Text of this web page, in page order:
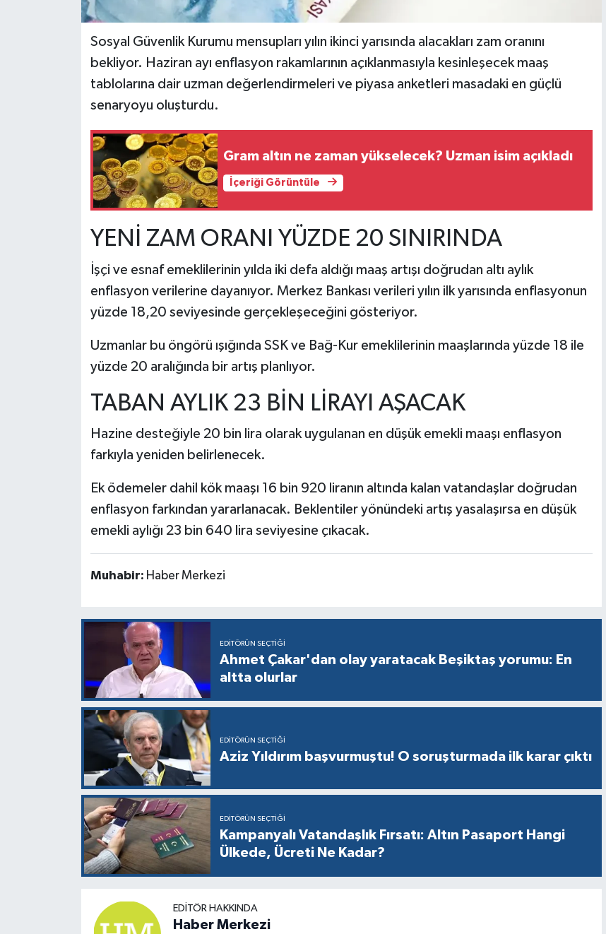
Sosyal Güvenlik Kurumu mensupları yılın ikinci yarısında alacakları zam oranını
bekliyor. Haziran ayı enflasyon rakamlarının açıklanmasıyla kesinleşecek maaş
tablolarına dair uzman değerlendirmeleri ve piyasa anketleri masadaki en güçlü
senaryoyu oluşturdu.
Gram altın ne zaman yükselecek? Uzman isim açıkladı
İçeriği Görüntüle
YENİ ZAM ORANI YÜZDE 20 SINIRINDA
İşçi ve esnaf emeklilerinin yılda iki defa aldığı maaş artışı doğrudan altı aylık
enflasyon verilerine dayanıyor. Merkez Bankası verileri yılın ilk yarısında enflasyonun
yüzde 18,20 seviyesinde gerçekleşeceğini gösteriyor.
Uzmanlar bu öngörü ışığında SSK ve Bağ-Kur emeklilerinin maaşlarında yüzde 18 ile
yüzde 20 aralığında bir artış planlıyor.
TABAN AYLIK 23 BİN LİRAYI AŞACAK
Hazine desteğiyle 20 bin lira olarak uygulanan en düşük emekli maaşı enflasyon
farkıyla yeniden belirlenecek.
Ek ödemeler dahil kök maaşı 16 bin 920 liranın altında kalan vatandaşlar doğrudan
enflasyon farkından yararlanacak. Beklentiler yönündeki artış yasalaşırsa en düşük
emekli aylığı 23 bin 640 lira seviyesine çıkacak.
Muhabir: Haber Merkezi
EDITÖRÜN SEÇTIĞI
Ahmet Çakar'dan olay yaratacak Beşiktaş yorumu: En
altta olurlar
EDITÖRÜN SEÇTIĞI
Aziz Yıldırım başvurmuştu! O soruşturmada ilk karar çıktı
EDITÖRÜN SEÇTIĞI
Kampanyalı Vatandaşlık Fırsatı: Altın Pasaport Hangi
Ülkede, Ücreti Ne Kadar?
EDITÖR HAKKINDA
Haber Merkezi